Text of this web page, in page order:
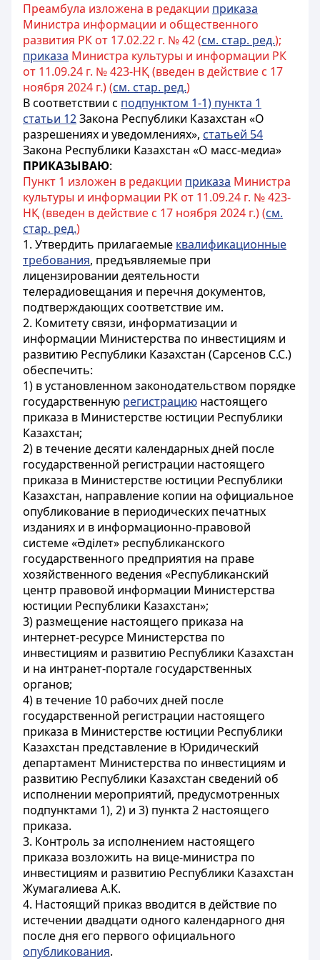
Преамбула изложена в редакции приказа
Министра информации и общественного
развития РК от 17.02.22 г. № 42 (см. стар. ред.);
приказа Министра культуры и информации РК
от 11.09.24 г. № 423-НҚ (введен в действие с 17
ноября 2024 г.) (см. стар. ред.)
В соответствии с подпунктом 1-1) пункта 1
статьи 12Закона Республики Казахстан «О
разрешениях и уведомлениях», статьей 54
Закона Республики Казахстан «О масс-медиа»
ПРИКАЗЫВАЮ:
Пункт 1 изложен в редакции приказа Министра
культуры и информации РК от 11.09.24 г. № 423-
НҚ (введен в действие с 17 ноября 2024 г.) (см.
стар. ред.)
1. Утвердить прилагаемые квалификационные
требования, предъявляемые при
лицензировании деятельности
телерадиовещания и перечня документов,
подтверждающих соответствие им.
2. Комитету связи, информатизации и
информации Министерства по инвестициям и
развитию Республики Казахстан (Сарсенов С.С.)
обеспечить:
1) в установленном законодательством порядке
государственную регистрацию настоящего
приказа в Министерстве юстиции Республики
Казахстан;
2) в течение десяти календарных дней после
государственной регистрации настоящего
приказа в Министерстве юстиции Республики
Казахстан, направление копии на официальное
опубликование в периодических печатных
изданиях и в информационно-правовой
системе «Әділет» республиканского
государственного предприятия на праве
хозяйственного ведения «Республиканский
центр правовой информации Министерства
юстиции Республики Казахстан»;
3) размещение настоящего приказа на
интернет-ресурсе Министерства по
инвестициям и развитию Республики Казахстан
и на интранет-портале государственных
органов;
4) в течение 10 рабочих дней после
государственной регистрации настоящего
приказа в Министерстве юстиции Республики
Казахстан представление в Юридический
департамент Министерства по инвестициям и
развитию Республики Казахстан сведений об
исполнении мероприятий, предусмотренных
подпунктами 1), 2) и 3) пункта 2 настоящего
приказа.
3. Контроль за исполнением настоящего
приказа возложить на вице-министра по
инвестициям и развитию Республики Казахстан
Жумагалиева А.К.
4. Настоящий приказ вводится в действие по
истечении двадцати одного календарного дня
после дня его первого официального
опубликования.